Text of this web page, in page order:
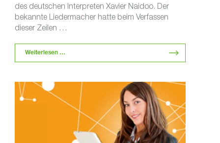
des deutschen Interpreten Xavier Naidoo. Der
bekannte Liedermacher hatte beim Verfassen
dieser Zeilen …
Weiterlesen …